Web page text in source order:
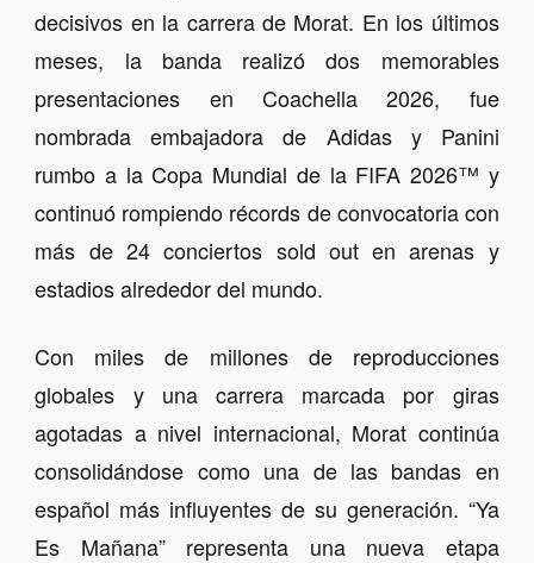
decisivos en la carrera de Morat. En los últimos
meses, la banda realizó dos memorables
presentaciones en Coachella 2026, fue
nombrada embajadora de Adidas y Panini
rumbo a la Copa Mundial de la FIFA 2026™ y
continuó rompiendo récords de convocatoria con
más de 24 conciertos sold out en arenas y
estadios alrededor del mundo.
Con miles de millones de reproducciones
globales y una carrera marcada por giras
agotadas a nivel internacional, Morat continúa
consolidándose como una de las bandas en
español más influyentes de su generación. “Ya
Es Mañana” representa una nueva etapa